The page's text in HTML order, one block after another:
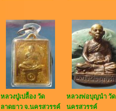
หลวงปู่เปลื้อง วัด
ลาดยาว จ.นครสวรรค์
หลวงพ่อบุญนำ วัด
นครสวรรค์